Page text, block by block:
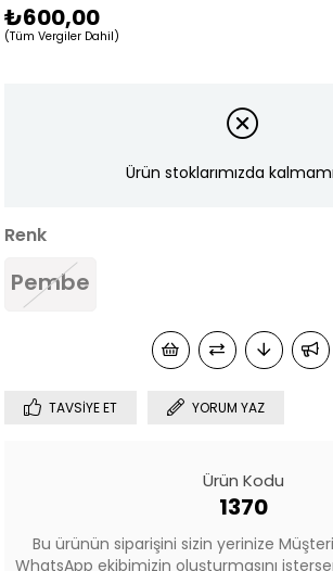
₺600,00
(Tüm Vergiler Dahil)
Ürün stoklarımızda
Renk
Pembe
TAVSIYE ET YORUM YAZ
Ürün Kodu
1370
Bu ürünün siparişini sizin yerinize
WhatsApp ekibimizin oluşturmasını